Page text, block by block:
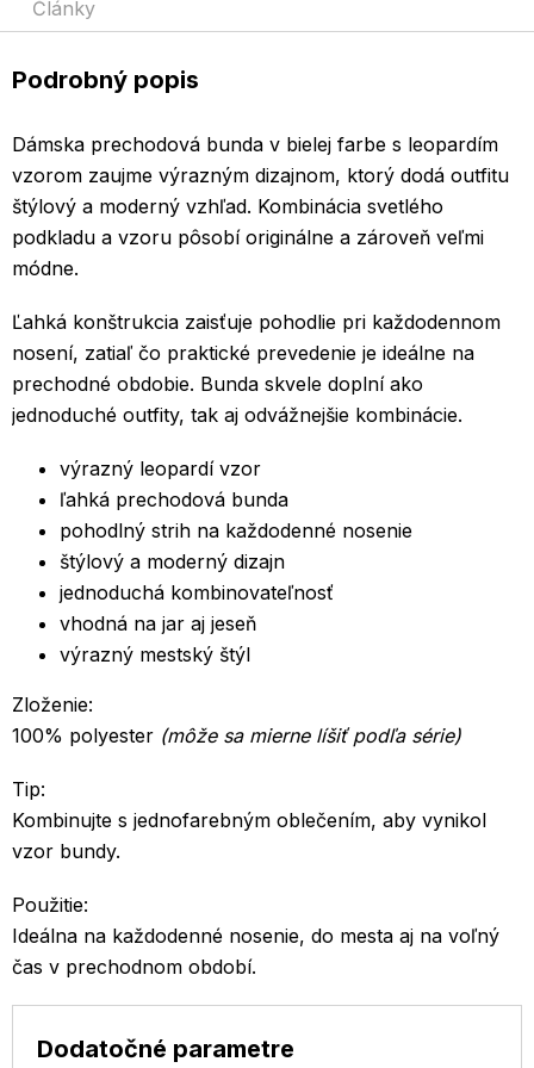
prechodnom období.
Články
Podrobný popis
Dámska prechodová bunda v bielej farbe s leopardím
vzorom zaujme výrazným dizajnom, ktorý dodá outfitu
štýlový a moderný vzhľad. Kombinácia svetlého
podkladu a vzoru pôsobí originálne a zároveň veľmi
módne.
Ľahká konštrukcia zaisťuje pohodlie pri každodennom
nosení, zatiaľ čo praktické prevedenie je ideálne na
prechodné obdobie. Bunda skvele doplní ako
jednoduché outfity, tak aj odvážnejšie kombinácie.
výrazný leopardí vzor
ľahká prechodová bunda
pohodlný strih na každodenné nosenie
štýlový a moderný dizajn
jednoduchá kombinovateľnosť
vhodná na jar aj jeseň
výrazný mestský štýl
Zloženie:
100% polyester (môže sa mierne líšiť podľa série)
Tip:
Kombinujte s jednofarebným oblečením, aby vynikol
vzor bundy.
Použitie:
Ideálna na každodenné nosenie, do mesta aj na voľný
čas v prechodnom období.
Dodatočné parametre